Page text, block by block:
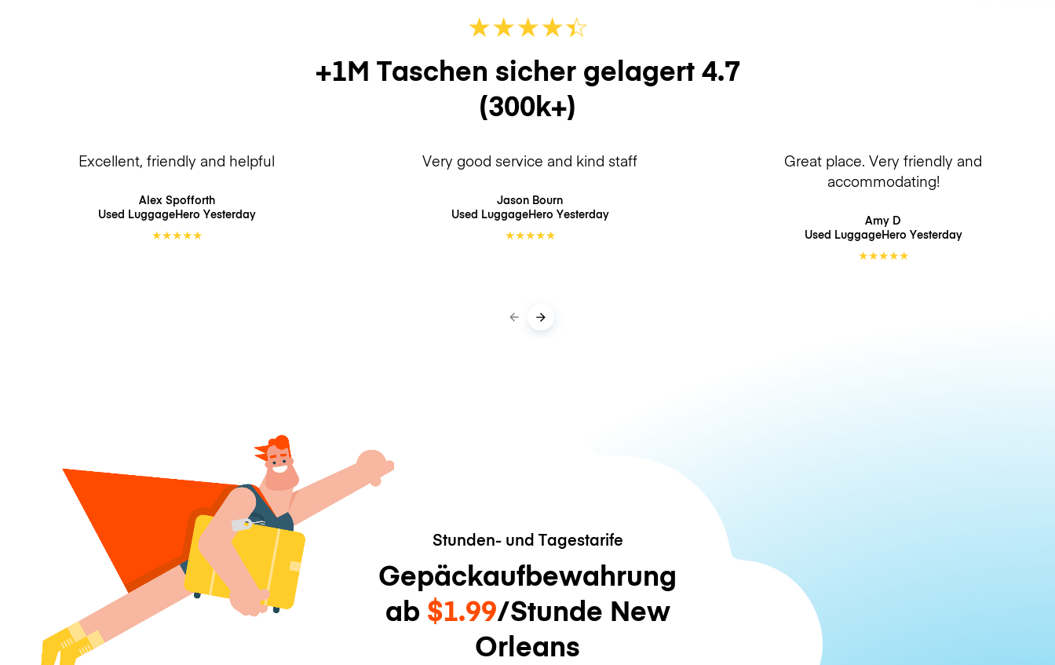
★★★★☆
★
+1M Taschen sicher gelagert4.7
(300k+)
Excellent, friendly and helpful
Alex Spofforth
Used LuggageHero Yesterday
★★★★★
Very good service and kind staff
Jason Bourn
Used LuggageHero Yesterday
★★★★★
Great place. Very friendly and
accommodating!
Amy D
Used LuggageHero Yesterday
★★★★★
Stunden- und Tagestarife
Gepäckaufbewahrung
ab $1.99/Stunde New
Orleans